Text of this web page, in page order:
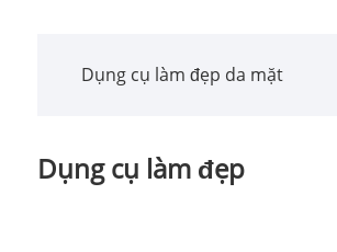
Dụng cụ làm đẹp da mặt
Dụng cụ làm đẹp